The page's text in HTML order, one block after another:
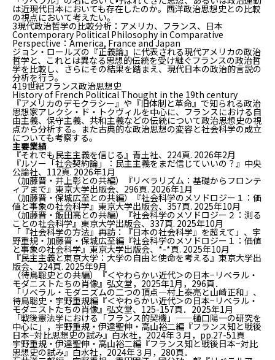
は近現代日本においても存在したのか。西洋政治思想史との比較
の視点において考えたい。
3現代政治哲学の比較分析：アメリカ、フランス、日本
Contemporary Political Philosophy in Comparative
Perspective：America, France and Japan
ジョン・ロールズの『正義論』に代表される現代アメリカの政治
哲学と、これとは異なる思想的伝統を受け継ぐフランスの政治哲
学を比較し、さらにその結果を踏まえ、現代日本の政治的言説の
分析を行う。
419世紀フランス政治思想史
History of French Political Thought in the 19th century
『アメリカのデモクラシー』や『旧体制と革命』で知られる政治
思想家アレクシ・ド・トクヴィルを中心に、フランスにおける自
由主義、保守主義、共和主義などの伝統について政治思想史の視
点から分析する。また古典的な政治思想の変容と社会科学の成立
についても考察する。
主要業績
『それでも民主主義を信じる』青土社、224頁. 2026年2月
『ルソー「社会契約論」：民主主義をまだ信じていいの？』中央
公論社、112頁. 2026年1月
（加藤晋・井上彰との共編）『リベラリズム：基礎からフロンテ
ィアまで』東京大学出版会、296頁. 2026年1月
（加藤晋・保城広至との共編）『社会科学のメソドロジー１：価
値と事象の社会科学』東京大学出版会、357頁. 2025年10月
（加藤晋・飯田高との共編）『社会科学のメソドロジー２：測る
ことの社会科学』東京大学出版会、337頁. 2025年10月
「『社会科学の方法』再訪：『日本の社会科学』を超えて」、宇
野重規・加藤晋・保城広至編『社会科学のメソドロジー１：価値
と事象の社会科学』東京大学出版会、*-*頁. 2025年10月
『民主主義と東京大学：大学の自由と使命を考える』東京大学出
版会、224頁. 2025年9月
（待鳥聡史との共編）『＜やわらかい近代＞の日本−リベラル・
モダニストたちの肖像』弘文堂，2025年1月，296頁．
「リベラル・モダニズムの二つの頂点―村上泰亮と山崎正和」、
待鳥聡史・宇野重規編『＜やわらかい近代＞の日本−リベラル・
モダニストたちの肖像』弘文堂、125-157頁．2025年1月
「戦後憲法学における「フランス的契機」——樋口陽一の研究を
中心に」，宇野重規・伊達聖伸・高山裕二編『フランス知と戦後
日本−対比思想史の試み』白水社，2024年３月，pp.27-51頁
宇野重規・伊達聖伸・高山裕二編『フランス知と戦後日本−対比
思想史の試み』白水社，2024年３月，280頁．